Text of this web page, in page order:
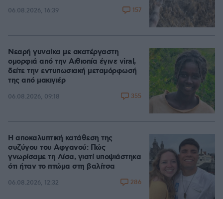
06.08.2026, 16:39 157
Νεαρή γυναίκα με ακατέργαστη
ομορφιά από την Αιθιοπία έγινε viral,
δείτε την εντυπωσιακή μεταμόρφωσή
της από μακιγιέρ
06.08.2026, 09:18 355
Η αποκαλυπτική κατάθεση της
συζύγου του Αφγανού: Πώς
γνωρίσαμε τη Λίσα, γιατί υποψιάστηκα
ότι ήταν το πτώμα στη βαλίτσα
06.08.2026, 12:32 286